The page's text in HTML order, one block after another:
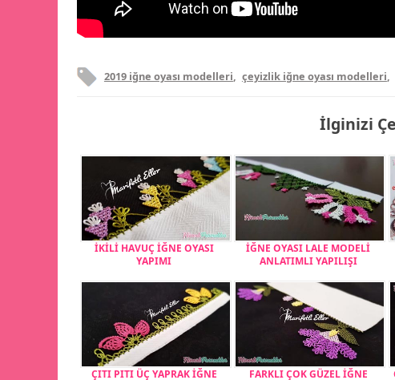
2019 iğne oyası modelleri, çeyizlik iğne oyası modelleri,
İlginizi
İKİLİ HAVUÇ İĞNE OYASI
YAPIMI
İĞNE OYASI LALE MODELİ
ANLATIMLI YAPILIŞI
ÇITI PITI ÜÇ YAPRAK İĞNE
FARKLI ÇOK GÜZEL İĞNE